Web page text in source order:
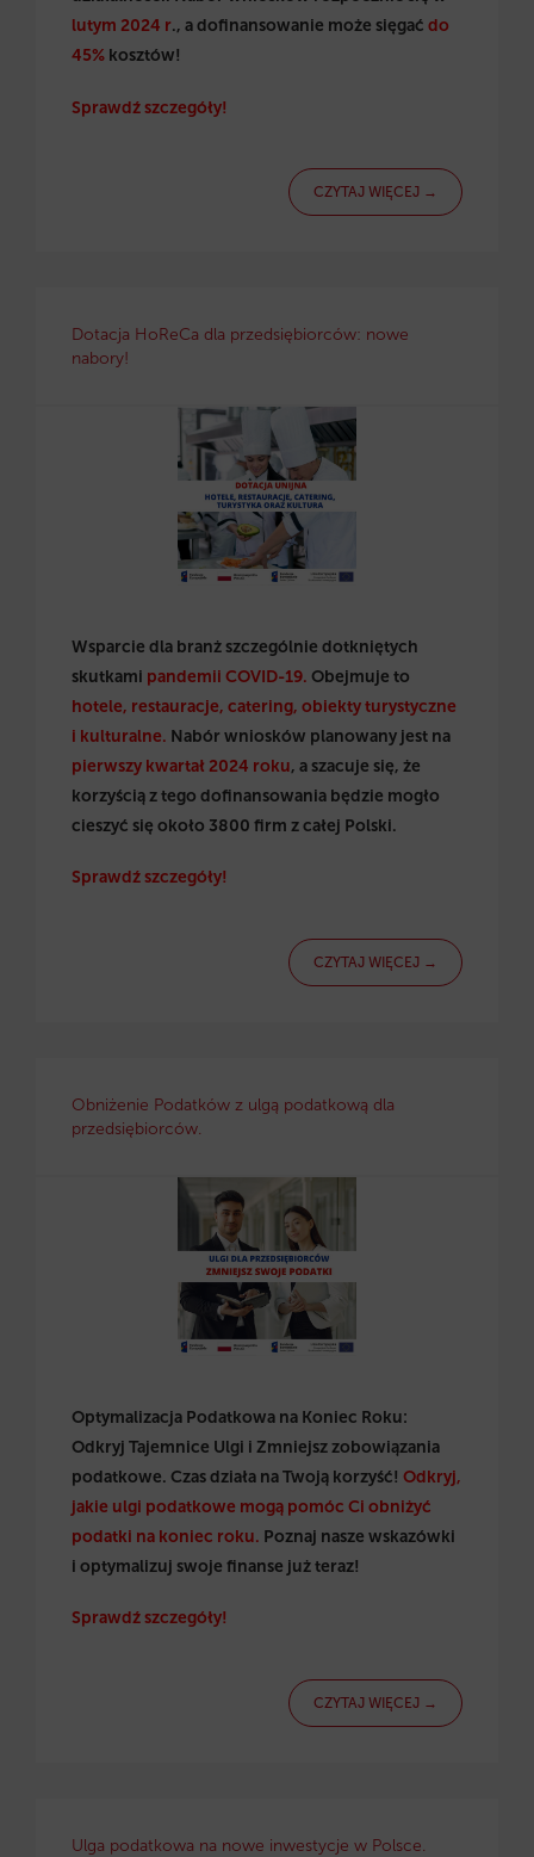
lutym 2024 r., a dofinansowanie może sięgać do
45% kosztów!
Sprawdź szczegóły!
CZYTAJ WIĘCEJ →
Dotacja HoReCa dla przedsiębiorców: nowe
nabory!
Wsparcie dla branż szczególnie dotkniętych
skutkami pandemii COVID-19. Obejmuje to
hotele, restauracje, catering, obiekty turystyczne
i kulturalne. Nabór wniosków planowany jest na
pierwszy kwartał 2024 roku, a szacuje się, że
korzyścią z tego dofinansowania będzie mogło
cieszyć się około 3800 firm z całej Polski.
Sprawdź szczegóły!
CZYTAJ WIĘCEJ →
Obniżenie Podatków z ulgą podatkową dla
przedsiębiorców.
Optymalizacja Podatkowa na Koniec Roku:
Odkryj Tajemnice Ulgi i Zmniejsz zobowiązania
podatkowe. Czas działa na Twoją korzyść! Odkryj,
jakie ulgi podatkowe mogą pomóc Ci obniżyć
podatki na koniec roku. Poznaj nasze wskazówki
i optymalizuj swoje finanse już teraz!
Sprawdź szczegóły!
CZYTAJ WIĘCEJ →
Ulga podatkowa na nowe inwestycje w Polsce.